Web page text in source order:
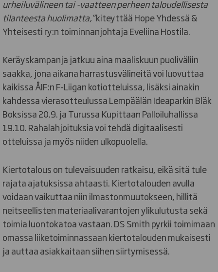
urheiluvälineen tai -vaatteen perheen taloudellisesta
tilanteesta huolimatta,”kiteyttää Hope Yhdessä &
Yhteisesti ry:n toiminnanjohtaja Eveliina Hostila.
Keräyskampanja jatkuu aina maaliskuun puoliväliin
saakka, jona aikana harrastusvälineitä voi luovuttaa
kaikissa ÅIF:n F-Liigan kotiotteluissa, lisäksi ainakin
kahdessa vierasotteulussa Lempäälän Ideaparkin Bläk
Boksissa 20.9. ja Turussa Kupittaan Palloiluhallissa
19.10. Rahalahjoituksia voi tehdä digitaalisesti
otteluissa ja myös niiden ulkopuolella.
Kiertotalous on tulevaisuuden ratkaisu, eikä sitä tule
rajata ajatuksissa ahtaasti. Kiertotalouden avulla
voidaan vaikuttaa niin ilmastonmuutokseen, hillitä
neitseellisten materiaalivarantojen ylikulutusta sekä
toimia luontokatoa vastaan. DS Smith pyrkii toimimaan
omassa liiketoiminnassaan kiertotalouden mukaisesti
ja auttaa asiakkaitaan siihen siirtymisessä.